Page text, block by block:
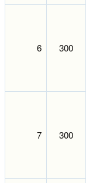
6 300
7 300